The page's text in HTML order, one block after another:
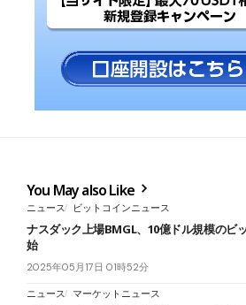
You May also Like
ニュース ビットコインニュース
ナスダック上場BMGL、10億ドル規模のビ
始
2025年05月17日 01時52分
ニュース マーケットニュース